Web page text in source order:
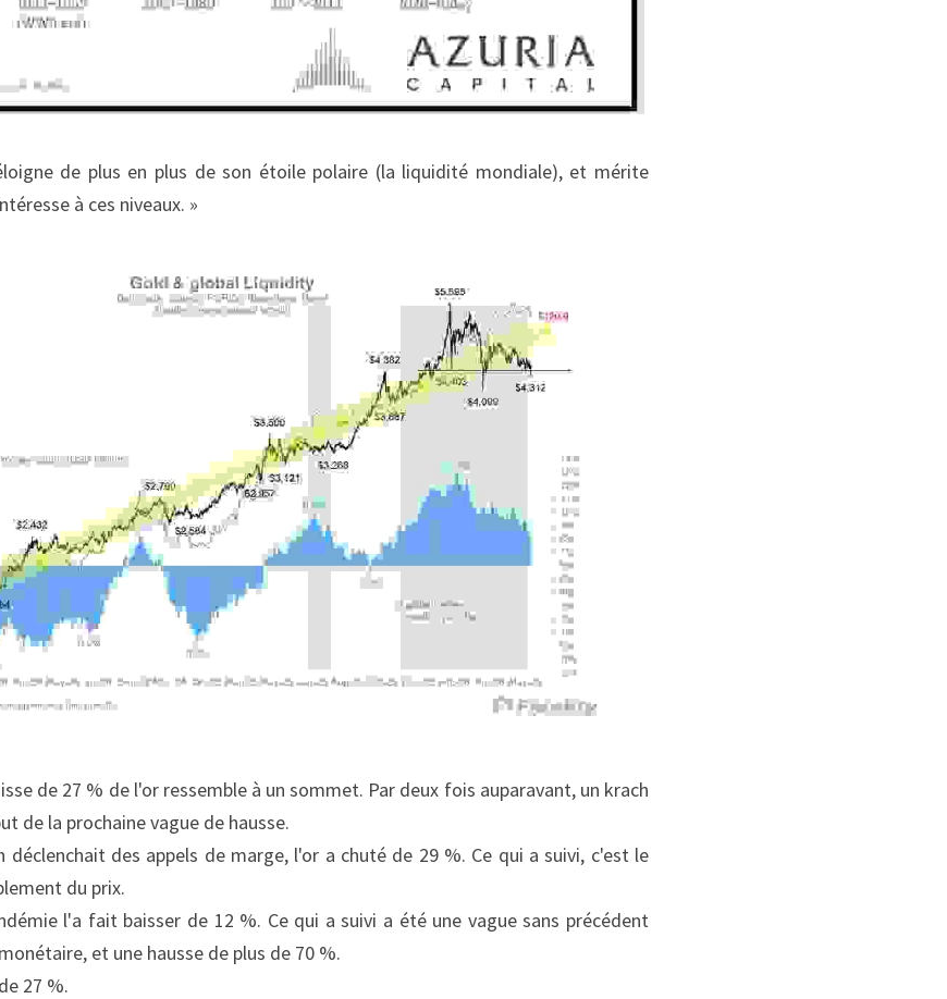
de plus en plus de son étoile polaire (la liquidité mondiale), et mérite
à ces niveaux. »
de 27 % de l'or ressemble à un sommet. Par deux fois auparavant, un krach
de la prochaine vague de hausse.
déclenchait des appels de marge, l'or a chuté de 29 %. Ce qui a suivi, c'est le
du prix.
l'a fait baisser de 12 %. Ce qui a suivi a été une vague sans précédent
et une hausse de plus de 70 %.
27 %.